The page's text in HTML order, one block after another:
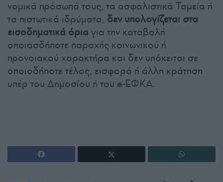
νομικά πρόσωπά τους, τα ασφαλιστικά Ταμεία ή
τα πιστωτικά ιδρύματα, δεν υπολογίζεται στα
εισοδηματικά όρια για την καταβολή
οποιασδήποτε παροχής κοινωνικού ή
προνοιακού χαρακτήρα και δεν υπόκειται σε
οποιοδήποτε τέλος, εισφορά ή άλλη κράτηση
υπέρ του Δημοσίου ή του e-ΕΦΚΑ.